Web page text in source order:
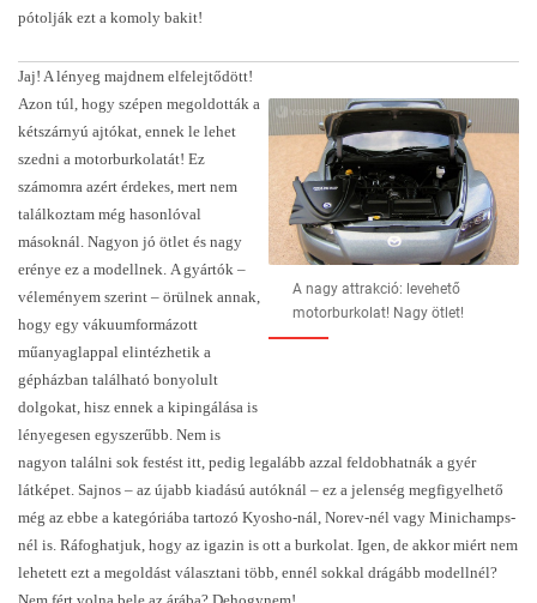
pótolják ezt a komoly bakit!
A nagy attrakció: levehető
motorburkolat! Nagy ötlet!
Jaj! A lényeg majdnem elfelejtődött!
Azon túl, hogy szépen megoldották a
kétszárnyú ajtókat, ennek le lehet
szedni a motorburkolatát! Ez
számomra azért érdekes, mert nem
találkoztam még hasonlóval
másoknál. Nagyon jó ötlet és nagy
erénye ez a modellnek. A gyártók –
véleményem szerint – örülnek annak,
hogy egy vákuumformázott
műanyaglappal elintézhetik a
gépházban található bonyolult
dolgokat, hisz ennek a kipingálása is
lényegesen egyszerűbb. Nem is
nagyon találni sok festést itt, pedig legalább azzal feldobhatnák a gyér
látképet. Sajnos – az újabb kiadású autóknál – ez a jelenség megfigyelhető
még az ebbe a kategóriába tartozó Kyosho-nál, Norev-nél vagy Minichamps-
nél is. Ráfoghatjuk, hogy az igazin is ott a burkolat. Igen, de akkor miért nem
lehetett ezt a megoldást választani több, ennél sokkal drágább modellnél?